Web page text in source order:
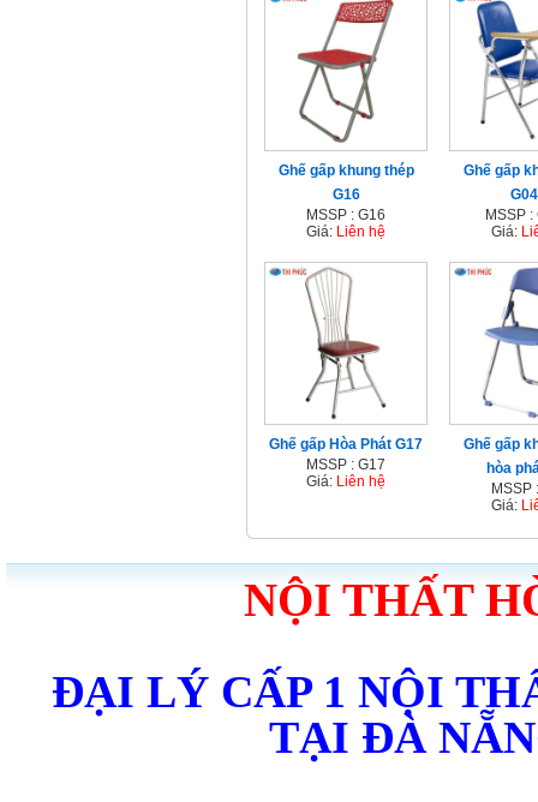
Ghế gấp khung thép
G16
MSSP : G16
Giá: Liên hệ
Ghế gấp
MSSP :
Giá:
Ghế gấp Hòa Phát G17
MSSP : G17
Giá: Liên hệ
Ghế gấp
hòa
MSSP
Giá:
NỘI THẤT
ĐẠI LÝ CẤP 1 NỘI
TẠI ĐÀ